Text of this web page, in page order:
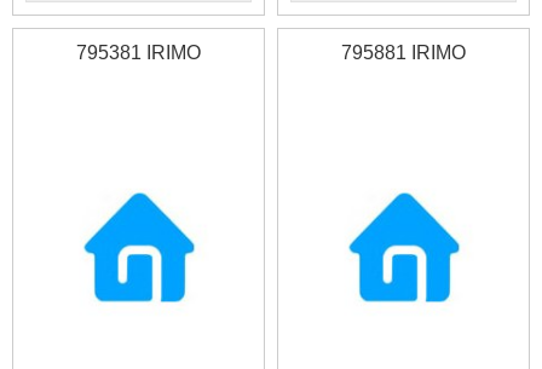
795381 IRIMO 795881 IRIMO